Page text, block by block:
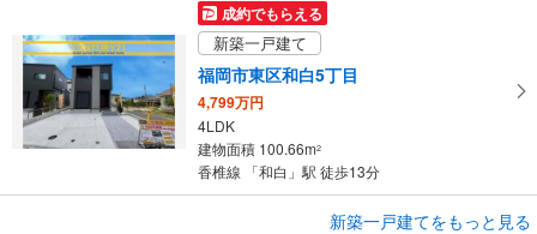
成約でもらえる
新築一戸建て
福岡市東区和白5丁目
4,799万円
4LDK
建物面積 100.66m2
香椎線 「和白」駅 徒歩13分
新築一戸建てをもっと見る